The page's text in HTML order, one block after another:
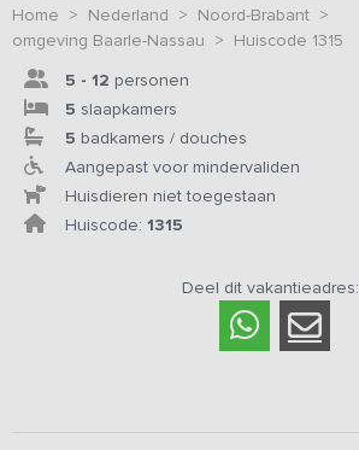
Home > Nederland > Noord-Brabant >
omgeving Baarle-Nassau > Huiscode 1315
5 - 12 personen
5 slaapkamers
5 badkamers / douches
Aangepast voor mindervaliden
Huisdieren niet toegestaan
Huiscode: 1315
Deel dit vakantieadres: